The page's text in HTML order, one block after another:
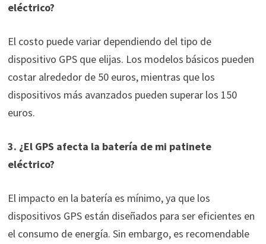
eléctrico?
El costo puede variar dependiendo del tipo de
dispositivo GPS que elijas. Los modelos básicos pueden
costar alrededor de 50 euros, mientras que los
dispositivos más avanzados pueden superar los 150
euros.
3. ¿El GPS afecta la batería de mi patinete
eléctrico?
El impacto en la batería es mínimo, ya que los
dispositivos GPS están diseñados para ser eficientes en
el consumo de energía. Sin embargo, es recomendable